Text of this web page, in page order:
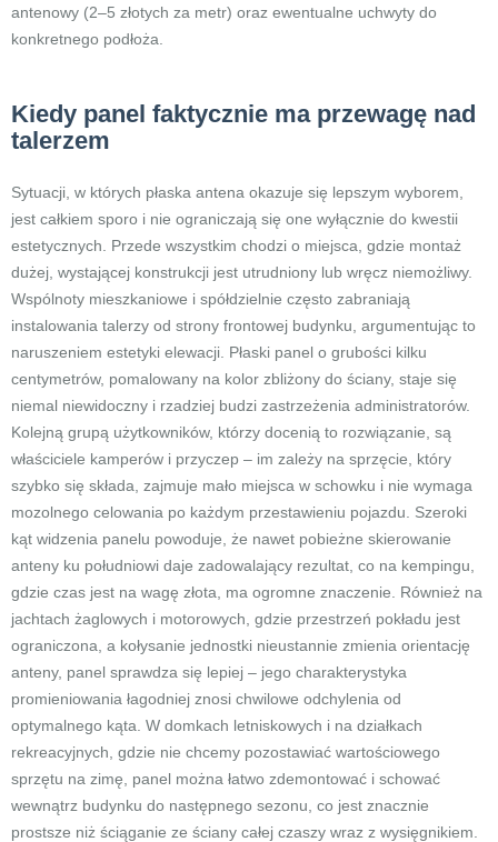
antenowy (2–5 złotych za metr) oraz ewentualne uchwyty do
konkretnego podłoża.
Kiedy panel faktycznie ma przewagę nad
talerzem
Sytuacji, w których płaska antena okazuje się lepszym wyborem,
jest całkiem sporo i nie ograniczają się one wyłącznie do kwestii
estetycznych. Przede wszystkim chodzi o miejsca, gdzie montaż
dużej, wystającej konstrukcji jest utrudniony lub wręcz niemożliwy.
Wspólnoty mieszkaniowe i spółdzielnie często zabraniają
instalowania talerzy od strony frontowej budynku, argumentując to
naruszeniem estetyki elewacji. Płaski panel o grubości kilku
centymetrów, pomalowany na kolor zbliżony do ściany, staje się
niemal niewidoczny i rzadziej budzi zastrzeżenia administratorów.
Kolejną grupą użytkowników, którzy docenią to rozwiązanie, są
właściciele kamperów i przyczep – im zależy na sprzęcie, który
szybko się składa, zajmuje mało miejsca w schowku i nie wymaga
mozolnego celowania po każdym przestawieniu pojazdu. Szeroki
kąt widzenia panelu powoduje, że nawet pobieżne skierowanie
anteny ku południowi daje zadowalający rezultat, co na kempingu,
gdzie czas jest na wagę złota, ma ogromne znaczenie. Również na
jachtach żaglowych i motorowych, gdzie przestrzeń pokładu jest
ograniczona, a kołysanie jednostki nieustannie zmienia orientację
anteny, panel sprawdza się lepiej – jego charakterystyka
promieniowania łagodniej znosi chwilowe odchylenia od
optymalnego kąta. W domkach letniskowych i na działkach
rekreacyjnych, gdzie nie chcemy pozostawiać wartościowego
sprzętu na zimę, panel można łatwo zdemontować i schować
wewnątrz budynku do następnego sezonu, co jest znacznie
prostsze niż ściąganie ze ściany całej czaszy wraz z wysięgnikiem.